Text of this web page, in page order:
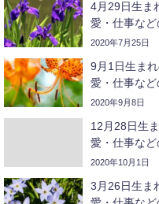
4月29日生ま
愛・仕事など
2020年7月25日
9月1日生ま
愛・仕事など
2020年9月8日
12月28日生
愛・仕事など
2020年10月1日
3月26日生ま